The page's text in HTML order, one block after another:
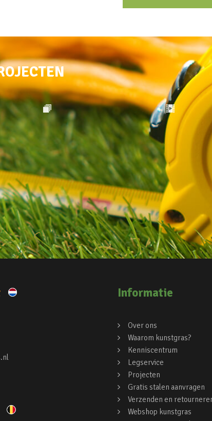
Informatie
Over ons
Waarom kunstgras?
Kenniscentrum
Legservice
Projecten
Gratis stalen aanvragen
Verzenden en
Webshop kunstgras